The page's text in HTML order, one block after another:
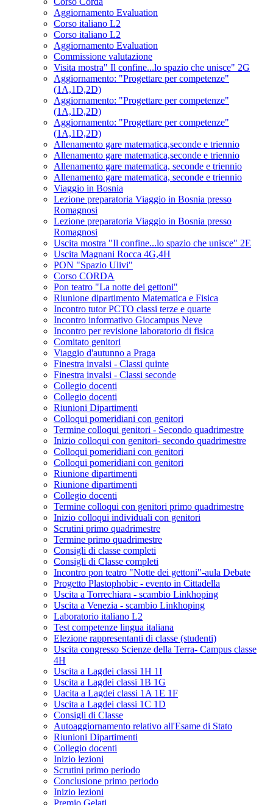
Aggiornamento Evaluation
Corso italiano L2
Corso italiano L2
Aggiornamento Evaluation
Commissione valutazione
Visita mostra" Il confine...lo spazio che unisce" 2G
Aggiornamento: "Progettare per competenze"
(1A,1D,2D)
Aggiornamento: "Progettare per competenze"
(1A,1D,2D)
Aggiornamento: "Progettare per competenze"
(1A,1D,2D)
Allenamento gare matematica,seconde e triennio
Allenamento gare matematica,seconde e triennio
Allenamento gare matematica, seconde e triennio
Allenamento gare matematica, seconde e triennio
Viaggio in Bosnia
Lezione preparatoria Viaggio in Bosnia presso
Romagnosi
Lezione preparatoria Viaggio in Bosnia presso
Romagnosi
Uscita mostra "Il confine...lo spazio che unisce" 2E
Uscita Magnani Rocca 4G,4H
PON "Spazio Ulivi"
Corso CORDA
Pon teatro "La notte dei gettoni"
Riunione dipartimento Matematica e Fisica
Incontro tutor PCTO classi terze e quarte
Incontro informativo Giocampus Neve
Incontro per revisione laboratorio di fisica
Comitato genitori
Viaggio d'autunno a Praga
Finestra invalsi - Classi quinte
Finestra invalsi - Classi seconde
Collegio docenti
Collegio docenti
Riunioni Dipartimenti
Colloqui pomeridiani con genitori
Termine colloqui genitori - Secondo quadrimestre
Inizio colloqui con genitori- secondo quadrimestre
Colloqui pomeridiani con genitori
Colloqui pomeridiani con genitori
Riunione dipartimenti
Riunione dipartimenti
Collegio docenti
Termine colloqui con genitori primo quadrimestre
Inizio colloqui individuali con genitori
Scrutini primo quadrimestre
Termine primo quadrimestre
Consigli di classe completi
Consigli di Classe completi
Incontro pon teatro "Notte dei gettoni"-aula Debate
Progetto Plastophobic - evento in Cittadella
Uscita a Torrechiara - scambio Linkhoping
Uscita a Venezia - scambio Linkhoping
Laboratorio italiano L2
Test competenze lingua italiana
Elezione rappresentanti di classe (studenti)
Uscita congresso Scienze della Terra- Campus classe
4H
Uscita a Lagdei classi 1H 1I
Uscita a Lagdei classi 1B 1G
Uacita a Lagdei classi 1A 1E 1F
Uscita a Lagdei classi 1C 1D
Consigli di Classe
Autoaggiornamento relativo all'Esame di Stato
Riunioni Dipartimenti
Collegio docenti
Inizio lezioni
Scrutini primo periodo
Conclusione primo periodo
Inizio lezioni